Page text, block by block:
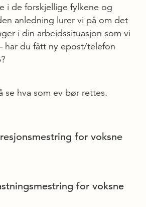
i de forskjellige fylkene og
anledning lurer vi på om det
i din arbeidssituasjon som vi
har du fått ny epost/telefon
se hva som ev bør rettes.
for voksne
for voksne